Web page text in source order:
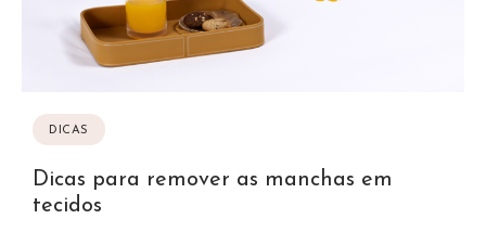
DICAS
Dicas para remover as manchas em
tecidos